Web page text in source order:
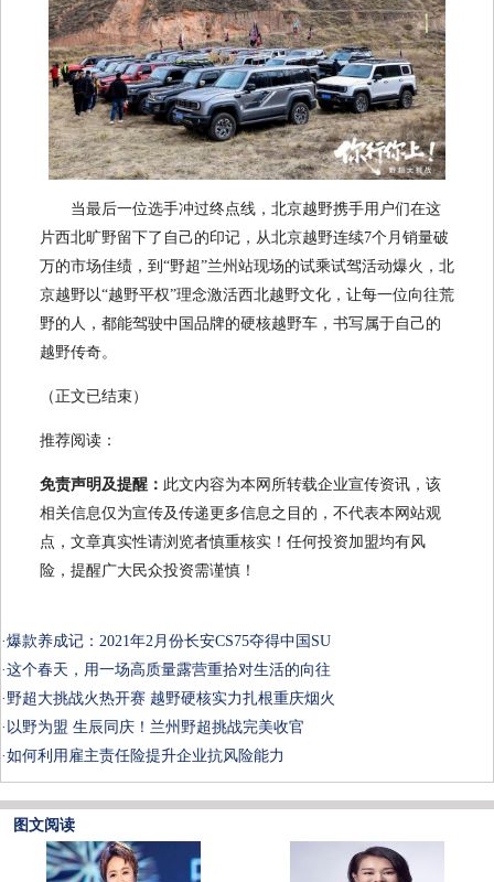
当最后一位选手冲过终点线，北京越野携手用户们在这
片西北旷野留下了自己的印记，从北京越野连续7个月销量破
万的市场佳绩，到“野超”兰州站现场的试乘试驾活动爆火，北
京越野以“越野平权”理念激活西北越野文化，让每一位向往荒
野的人，都能驾驶中国品牌的硬核越野车，书写属于自己的
越野传奇。
（正文已结束）
推荐阅读：
免责声明及提醒： 此文内容为本网所转载企业宣传资讯，该
相关信息仅为宣传及传递更多信息之目的，不代表本网站观
点，文章真实性请浏览者慎重核实！任何投资加盟均有风
险，提醒广大民众投资需谨慎！
·爆款养成记：2021年2月份长安CS75夺得中国SU
·这个春天，用一场高质量露营重拾对生活的向往
·野超大挑战火热开赛 越野硬核实力扎根重庆烟火
· 以野为盟 生辰同庆！兰州野超挑战完美收官
·如何利用雇主责任险提升企业抗风险能力
图文阅读